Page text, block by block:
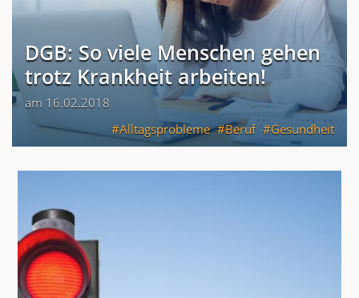
DGB: So viele Menschen gehen
trotz Krankheit arbeiten!
am 16.02.2018
Alltagsprobleme
Beruf Gesundheit